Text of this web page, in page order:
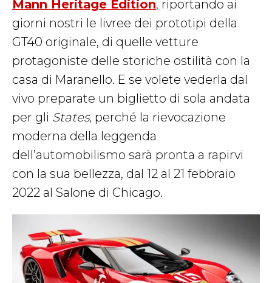
Mann Heritage Edition, riportando ai
giorni nostri le livree dei prototipi della
GT40 originale, di quelle vetture
protagoniste delle storiche ostilità con la
casa di Maranello. E se volete vederla dal
vivo preparate un biglietto di sola andata
per gli States, perché la rievocazione
moderna della leggenda
dell’automobilismo sarà pronta a rapirvi
con la sua bellezza, dal 12 al 21 febbraio
2022 al Salone di Chicago.